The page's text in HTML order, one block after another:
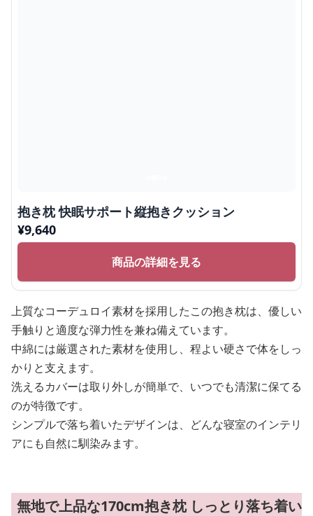
抱き枕 快眠サポート縦抱きクッション
¥9,640
商品の詳細を見る
上質なコーデュロイ素材を採用したこの抱き枕は、優しい
手触りと適度な弾力性を兼ね備えています。
中綿には厳選された素材を使用し、程よい硬さで体をしっ
かりと支えます。
洗えるカバーは取り外しが簡単で、いつでも清潔に保てる
のが特徴です。
シンプルで落ち着いたデザインは、どんな寝室のインテリ
アにも自然に馴染みます。
無地で上品な170cm抱き枕 しっとり落ち着い